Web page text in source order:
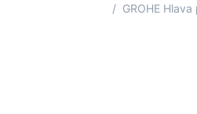
Domovská
GROHE